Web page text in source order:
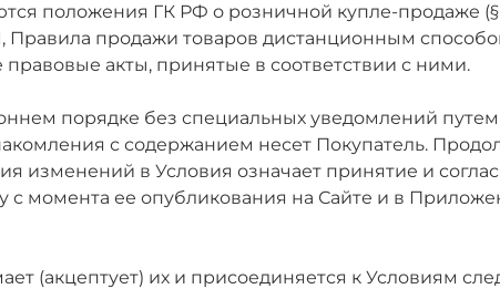
положения ГК РФ о розничной купле-продаже (§
Правила продажи товаров дистанционным
акты, принятые в соответствии с ними.
порядке без специальных уведомлений
с содержанием несет Покупатель.
изменений в Условия означает принятие и
момента ее опубликования на Сайте и в
(акцептует) их и присоединяется к Условиям